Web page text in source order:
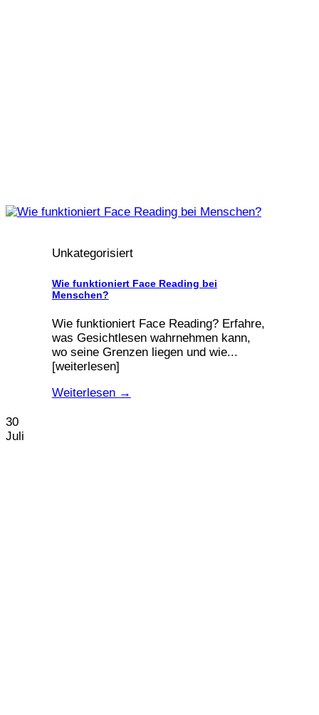
Unkategorisiert
Wie funktioniert Face Reading bei
Menschen?
Wie funktioniert Face Reading? Erfahre,
was Gesichtlesen wahrnehmen kann,
wo seine Grenzen liegen und wie...
[weiterlesen]
Weiterlesen →
30
Juli